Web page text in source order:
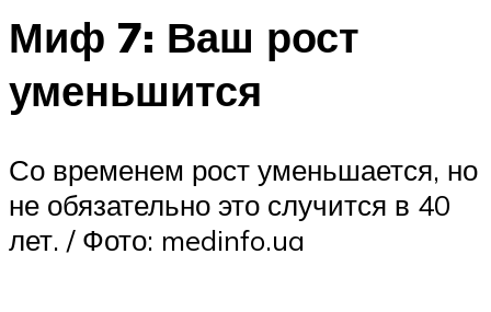
Миф 7: Ваш рост
уменьшится
Со временем рост уменьшается, но
не обязательно это случится в 40
лет. / Фото: medinfo.ua